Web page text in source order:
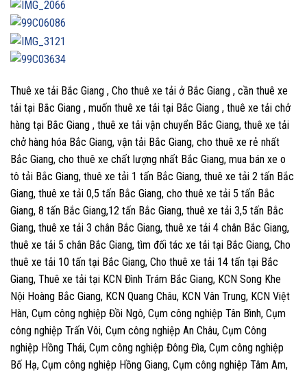
Thuê xe tải Bắc Giang , Cho thuê xe tải ở Bắc Giang , cần thuê xe
tải tại Bắc Giang , muốn thuê xe tải tại Bắc Giang , thuê xe tải chở
hàng tại Bắc Giang , thuê xe tải vận chuyển Bắc Giang, thuê xe tải
chở hàng hóa Bắc Giang, vận tải Bắc Giang, cho thuê xe rẻ nhất
Bắc Giang, cho thuê xe chất lượng nhất Bắc Giang, mua bán xe o
tô tải Bắc Giang, thuê xe tải 1 tấn Bắc Giang, thuê xe tải 2 tấn Bắc
Giang, thuê xe tải 0,5 tấn Bắc Giang, cho thuê xe tải 5 tấn Bắc
Giang, 8 tấn Bắc Giang,12 tấn Bắc Giang, thuê xe tải 3,5 tấn Bắc
Giang, thuê xe tải 3 chân Bắc Giang, thuê xe tải 4 chân Bắc Giang,
thuê xe tải 5 chân Bắc Giang, tìm đối tác xe tải tại Bắc Giang, Cho
thuê xe tải 10 tấn tại Bắc Giang, Cho thuê xe tải 14 tấn tại Bắc
Giang, Thuê xe tải tại KCN Đình Trám Bắc Giang, KCN Song Khe
Nội Hoàng Bắc Giang, KCN Quang Châu, KCN Vân Trung, KCN Việt
Hàn, Cụm công nghiệp Đồi Ngô, Cụm công nghiệp Tân Bình, Cụm
công nghiệp Trấn Vôi, Cụm công nghiệp An Châu, Cụm Công
nghiệp Hồng Thái, Cụm công nghiệp Đông Đìa, Cụm công nghiệp
Bố Hạ, Cụm công nghiệp Hồng Giang, Cụm công nghiệp Tâm Am,